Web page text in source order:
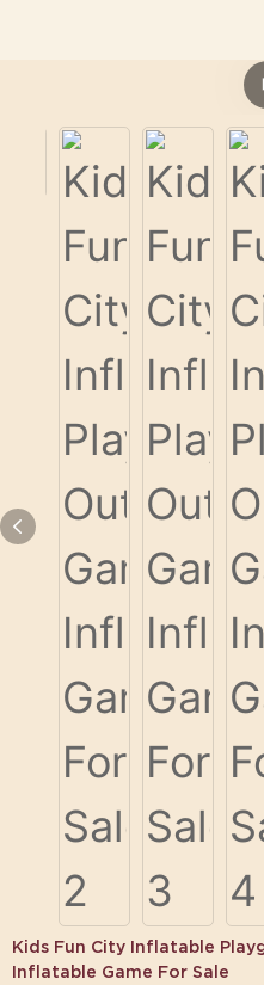
Kids Fun City Inflatable
Inflatable Game For Sale